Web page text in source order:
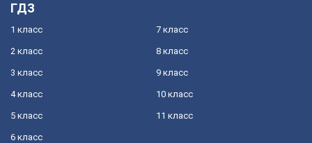
ГДЗ
1 класс
2 класс
3 класс
4 класс
5 класс
6 класс
7 класс
8 класс
9 класс
10 класс
11 класс